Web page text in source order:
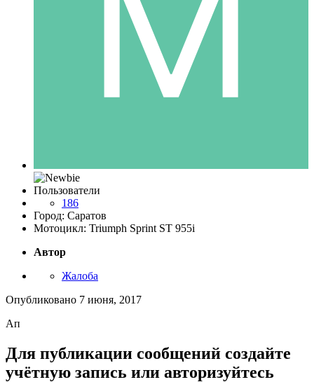
Пользователи
186
Город: Саратов
Мотоцикл: Triumph Sprint ST 955i
Автор
Жалоба
Опубликовано 7 июня, 2017
Ап
Для публикации сообщений создайте
учётную запись или авторизуйтесь